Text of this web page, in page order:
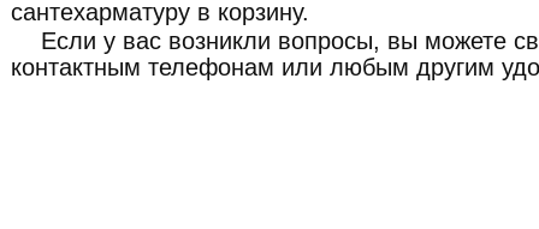
сантехарматуру в корзину.
Если у вас возникли вопросы, вы можете
контактным телефонам или любым другим